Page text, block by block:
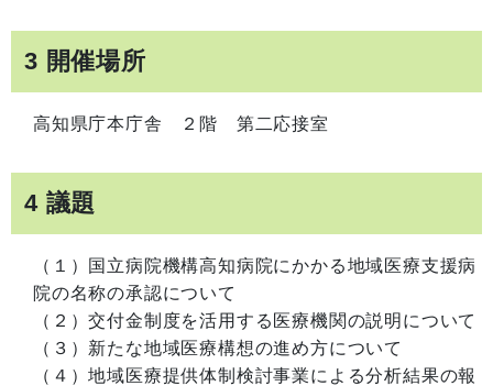
3 開催場所
高知県庁本庁舎 ２階 第二応接室
4 議題
（１）国立病院機構高知病院にかかる地域医療支援病
院の名称の承認について
（２）交付金制度を活用する医療機関の説明について
（３）新たな地域医療構想の進め方について
（４）地域医療提供体制検討事業による分析結果の報